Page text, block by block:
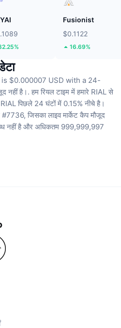
Fusionist
$0.1122
16.69%
is $0.000007 USD with a 24-
नहीं है।. हम रियल टाइम में हमारे RIAL से
RIAL पिछले 24 घंटों में 0.15% नीचे है।
जिसका लाइव मार्केट कैप मौजूद
नहीं है और अधिकतम 999,999,997